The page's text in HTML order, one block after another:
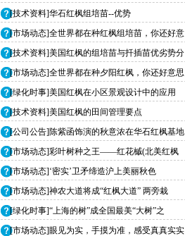
[技术资料]华石红枫组培苗--优势
[市场动态]全世界都在种红枫组培苗，你还好意
[技术资料]美国红枫的组培苗与扦插苗优劣势分
[市场动态]全世界都在种夕阳红枫，你还好意思
[绿化时事]美国红枫在小区景观设计中的应用
[技术资料]美国红枫的田间管理要点
[公司公告]陈紫函饰演的秋意浓在华石红枫基地
[市场动态]彩叶树种之王——红花槭(北美红枫
[市场动态]‘密实’卫矛缔造沪上美丽秋色
[市场动态]神农大道将成“红枫大道” 两旁栽
[绿化时事]“上海的树”成全国最美“大树”之
[市场动态]眼见为实，手摸为准，感受真真实实